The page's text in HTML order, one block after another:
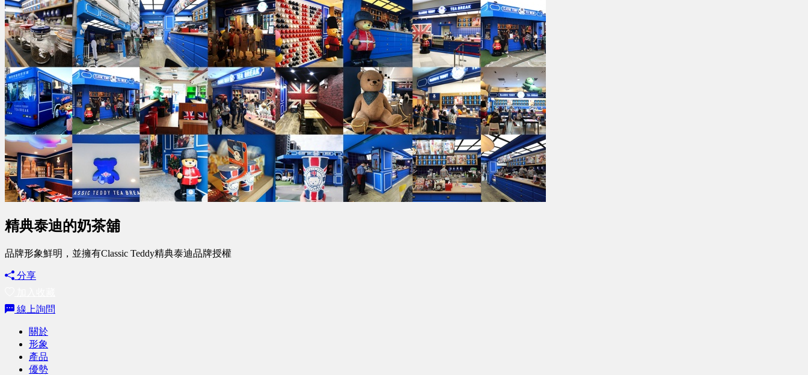
精典泰迪的奶茶舖
品牌形象鮮明，並擁有Classic Teddy精典泰迪品牌授權
分享
線上詢問
關於
形象
產品
優勢